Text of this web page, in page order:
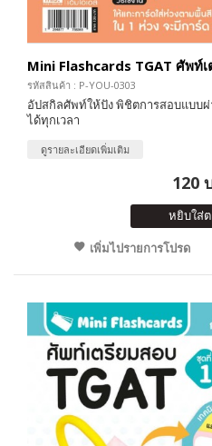
Mini Flashcards TGAT ศัพท์
รหัสสินค้า : P-YOU-0303
อัปสกิลศัพท์ให้ปัง พิชิตการสอบแบบ
ได้ทุกเวลา
ดูรายละเอียดเพิ่มเติม
120
หยิบใส่
เพิ่มไปรายการโปรด